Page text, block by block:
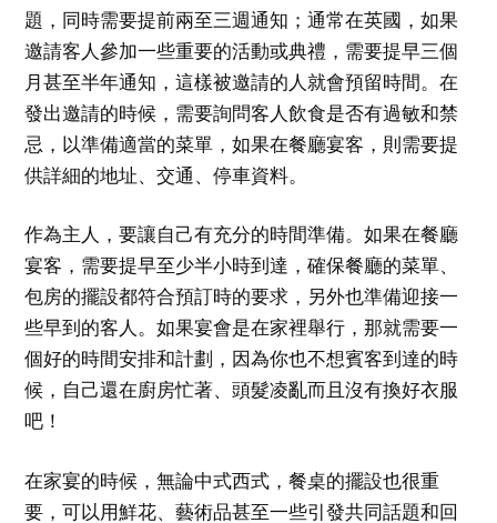
題，同時需要提前兩至三週通知；通常在英國，如果
邀請客人參加一些重要的活動或典禮，需要提早三個
月甚至半年通知，這樣被邀請的人就會預留時間。在
發出邀請的時候，需要詢問客人飲食是否有過敏和禁
忌，以準備適當的菜單，如果在餐廳宴客，則需要提
供詳細的地址、交通、停車資料。
作為主人，要讓自己有充分的時間準備。如果在餐廳
宴客，需要提早至少半小時到達，確保餐廳的菜單、
包房的擺設都符合預訂時的要求，另外也準備迎接一
些早到的客人。如果宴會是在家裡舉行，那就需要一
個好的時間安排和計劃，因為你也不想賓客到達的時
候，自己還在廚房忙著、頭髮凌亂而且沒有換好衣服
吧！
在家宴的時候，無論中式西式，餐桌的擺設也很重
要，可以用鮮花、藝術品甚至一些引發共同話題和回